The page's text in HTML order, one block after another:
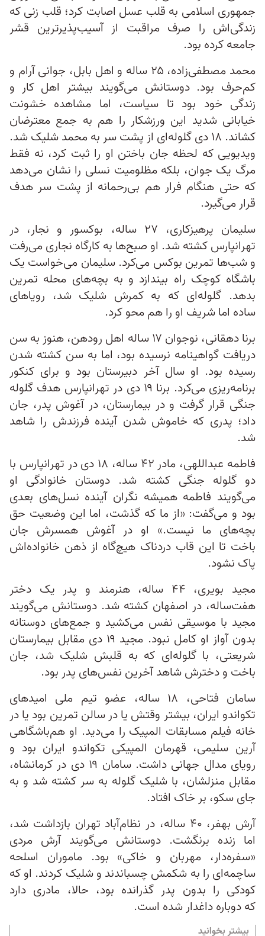
جمهوری اسلامی به قلب عسل اصابت کرد؛ قلب زنی که
زندگی‌اش را صرف مراقبت از آسیب‌پذیرترین قشر
جامعه کرده بود.
محمد مصطفی‌زاده، ۲۵ ساله و اهل بابل، جوانی آرام و
کم‌حرف بود. دوستانش می‌گویند بیشتر اهل کار و
زندگی خود بود تا سیاست، اما مشاهده خشونت
خیابانی شدید این ورزشکار را هم به جمع معترضان
کشاند. ۱۸ دی گلوله‌ای از پشت‌ سر به محمد شلیک شد.
ویدیویی که لحظه جان‌ باختن او را ثبت کرد، نه فقط
مرگ یک جوان، بلکه مظلومیت نسلی را نشان می‌دهد
که حتی هنگام فرار هم بی‌رحمانه از پشت‌ سر هدف
قرار می‌گیرد.
سلیمان پرهیزکاری، ۲۷ ساله، بوکسور و نجار، در
تهرانپارس کشته شد. او صبح‌ها به کارگاه نجاری می‌رفت
و شب‌ها تمرین بوکس می‌کرد. سلیمان می‌خواست یک
باشگاه کوچک راه بیندازد و به بچه‌های محله تمرین
بدهد. گلوله‌ای که به کمرش شلیک شد، رویاهای
ساده اما شریف او را هم محو کرد.
برنا دهقانی، نوجوان ۱۷ ساله‌ اهل رودهن، هنوز به سن
دریافت گواهینامه نرسیده بود، اما به سن کشته شدن
رسیده بود. او سال آخر دبیرستان بود و برای کنکور
برنامه‌ریزی می‌کرد. برنا ۱۹ دی در تهرانپارس هدف گلوله
جنگی قرار گرفت و در بیمارستان، در آغوش پدر، جان
داد؛ پدری که خاموش شدن آینده فرزندش را شاهد
شد.
فاطمه عبداللهی، مادر ۴۲ ساله، ۱۸ دی در تهرانپارس با
دو گلوله جنگی کشته شد. دوستان خانوادگی او
می‌گویند فاطمه همیشه نگران آینده نسل‌های بعدی
بود و می‌گفت: «از ما که گذشت، اما این وضعیت حق
بچه‌های ما نیست.» او در آغوش همسرش جان
باخت تا این قاب دردناک هیچ‌گاه از ذهن خانواده‌اش
پاک نشود.
مجید بویری، ۴۴ ساله، هنرمند و پدر یک دختر
هفت‌ساله، در اصفهان کشته شد. دوستانش می‌گویند
مجید با موسیقی نفس می‌کشید و جمع‌های دوستانه
بدون آواز او کامل نبود. مجید ۱۹ دی مقابل بیمارستان
شریعتی، با گلوله‌ای که به قلبش شلیک شد، جان
باخت و دخترش شاهد آخرین نفس‌های پدر بود.
سامان فتاحی، ۱۸ ساله، عضو تیم ملی امیدهای
تکواندو ایران، بیشتر وقتش یا در سالن تمرین بود یا در
خانه فیلم مسابقات المپیک را می‌دید. او هم‌باشگاهی
آرین سلیمی، قهرمان المپیکی تکواندو ایران بود و
رویای مدال جهانی داشت. سامان ۱۹ دی در کرمانشاه،
مقابل منزلشان، با شلیک گلوله به سر کشته شد و به
جای سکو، بر خاک افتاد.
آرش بهفر، ۴۰ ساله، در نظام‌آباد تهران بازداشت شد،
اما زنده برنگشت. دوستانش می‌گویند آرش مردی
«سفره‌دار، مهربان و خاکی» بود. ماموران اسلحه
ساچمه‌ای را به شکمش چسباندند و شلیک کردند. او که
کودکی‌ را بدون پدر گذرانده بود، حالا، مادری دارد
که دوباره داغدار شده است.
بیشتر بخوانید